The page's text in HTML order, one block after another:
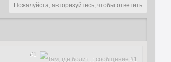
Пожалуйста, авторизуйтесь, чтобы ответить
#1